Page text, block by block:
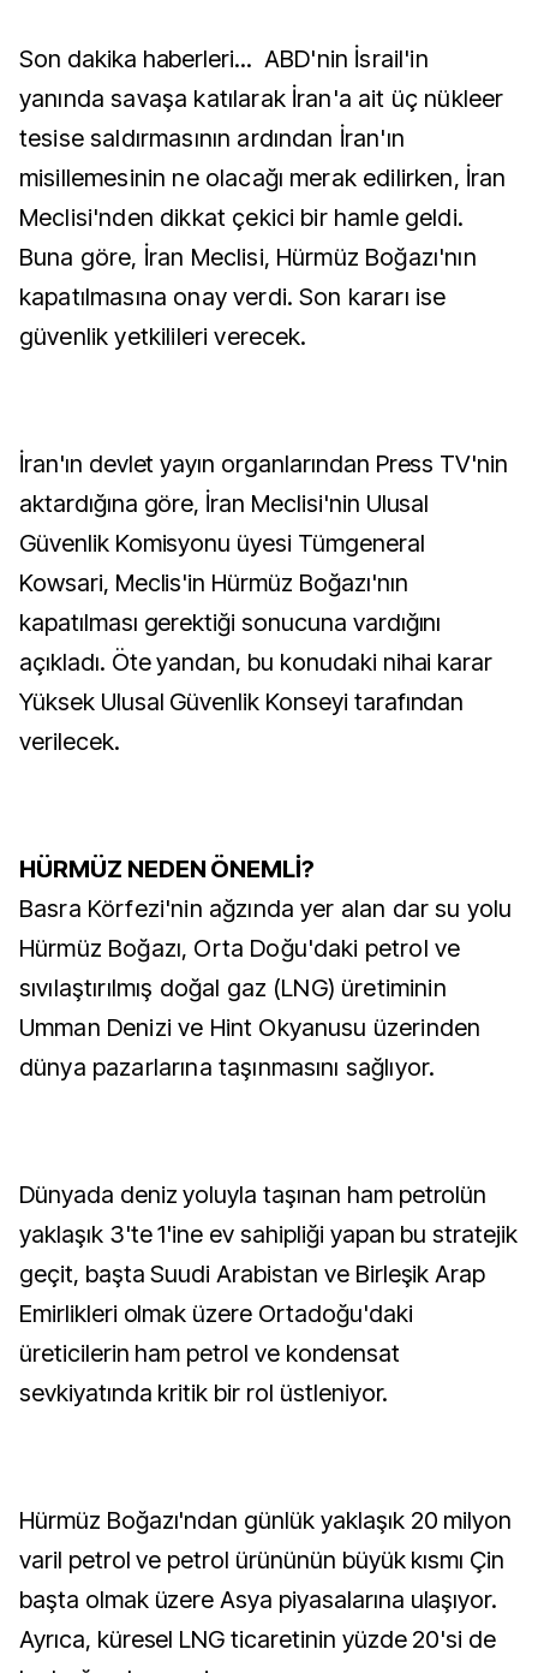
Son dakika haberleri...ABD'nin İsrail'in
yanında savaşa katılarak İran'a ait üç nükleer
tesise saldırmasının ardından İran'ın
misillemesinin ne olacağı merak edilirken, İran
Meclisi'nden dikkat çekici bir hamle geldi.
Buna göre, İran Meclisi, Hürmüz Boğazı'nın
kapatılmasına onay verdi. Son kararı ise
güvenlik yetkilileri verecek.
İran'ın devlet yayın organlarından Press TV'nin
aktardığına göre, İran Meclisi'nin Ulusal
Güvenlik Komisyonu üyesi Tümgeneral
Kowsari, Meclis'in Hürmüz Boğazı'nın
kapatılması gerektiği sonucuna vardığını
açıkladı. Öte yandan, bu konudaki nihai karar
Yüksek Ulusal Güvenlik Konseyi tarafından
verilecek.
HÜRMÜZ NEDEN ÖNEMLİ?
Basra Körfezi'nin ağzında yer alan dar su yolu
Hürmüz Boğazı, Orta Doğu'daki petrol ve
sıvılaştırılmış doğal gaz (LNG) üretiminin
Umman Denizi ve Hint Okyanusu üzerinden
dünya pazarlarına taşınmasını sağlıyor.
Dünyada deniz yoluyla taşınan ham petrolün
yaklaşık 3'te 1'ine ev sahipliği yapan bu stratejik
geçit, başta Suudi Arabistan ve Birleşik Arap
Emirlikleri olmak üzere Ortadoğu'daki
üreticilerin ham petrol ve kondensat
sevkiyatında kritik bir rol üstleniyor.
Hürmüz Boğazı'ndan günlük yaklaşık 20 milyon
varil petrol ve petrol ürününün büyük kısmı Çin
başta olmak üzere Asya piyasalarına ulaşıyor.
Ayrıca, küresel LNG ticaretinin yüzde 20'si de